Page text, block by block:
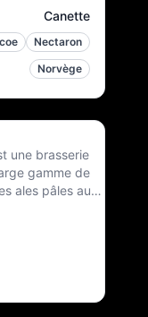
Canette
Nectaron
Norvège
une brasserie
gamme de
ales pâles aux